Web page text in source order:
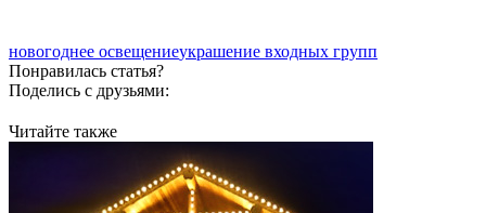
новогоднее освещениеукрашение входных групп
Понравилась статья?
Поделись с друзьями:
Читайте также